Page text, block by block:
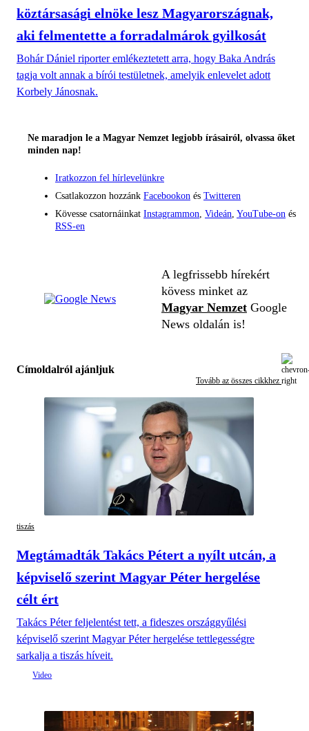
köztársasági elnöke lesz Magyarországnak,
aki felmentette a forradalmárok gyilkosát
Bohár Dániel riporter emlékeztetett arra, hogy Baka András
tagja volt annak a bírói testületnek, amelyik enlevelet adott
Korbely Jánosnak.
Ne maradjon le a Magyar Nemzet legjobb írásairól, olvassa őket
minden nap!
Iratkozzon fel hírlevelünkre
Csatlakozzon hozzánk Facebookon és Twitteren
Kövesse csatornáinkat Instagrammon Videán YouTube-on és
RSS-en
A legfrissebb hírekért
kövess minket az
Magyar Nemzet Google
News oldalán is!
Címoldalról ajánljuk
Tovább az összes cikkhez
tiszás
Megtámadták Takács Pétert a nyílt utcán, a
képviselő szerint Magyar Péter hergelése
célt ért
Takács Péter feljelentést tett, a fideszes országgyűlési
képviselő szerint Magyar Péter hergelése tettlegességre
sarkalja a tiszás híveit.